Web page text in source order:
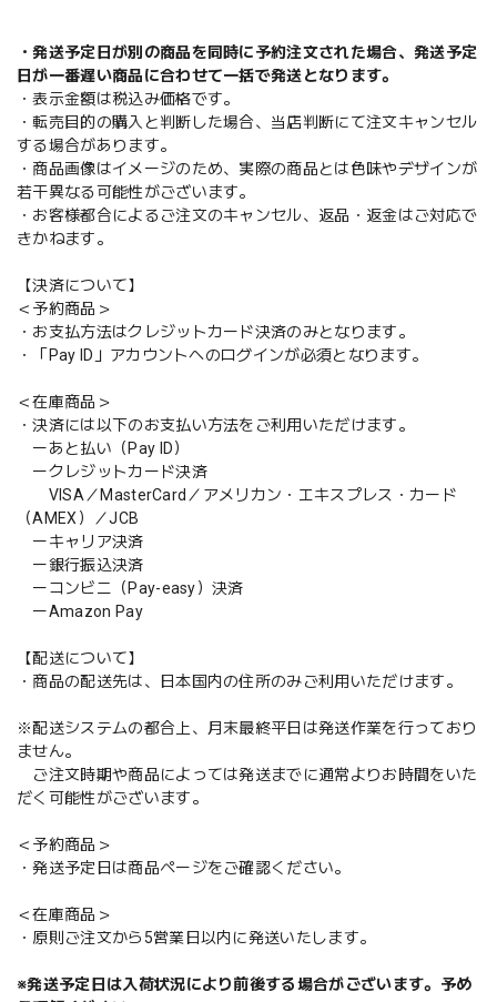
・発送予定日が別の商品を同時に予約注文された場合、発送予定
日が一番遅い商品に合わせて一括で発送となります。
・表示金額は税込み価格です。
・転売目的の購入と判断した場合、当店判断にて注文キャンセル
する場合があります。
・商品画像はイメージのため、実際の商品とは色味やデザインが
若干異なる可能性がございます。
・お客様都合によるご注文のキャンセル、返品・返金はご対応で
きかねます。
【決済について】
＜予約商品＞
・お支払方法はクレジットカード決済のみとなります。
・「Pay ID」アカウントへのログインが必須となります。
＜在庫商品＞
・決済には以下のお支払い方法をご利用いただけます。
ーあと払い（Pay ID）
ークレジットカード決済
VISA／MasterCard／アメリカン・エキスプレス・カード
（AMEX）／JCB
ーキャリア決済
ー銀行振込決済
ーコンビニ（Pay-easy）決済
ーAmazon Pay
【配送について】
・商品の配送先は、日本国内の住所のみご利用いただけます。
※配送システムの都合上、月末最終平日は発送作業を行っており
ません。
ご注文時期や商品によっては発送までに通常よりお時間をいた
だく可能性がございます。
＜予約商品＞
・発送予定日は商品ページをご確認ください。
＜在庫商品＞
・原則ご注文から5営業日以内に発送いたします。
※発送予定日は入荷状況により前後する場合がございます。予め